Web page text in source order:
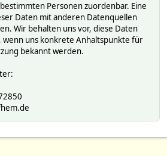
Personen zuordenbar. Eine
Daten mit anderen Datenquellen
Wir behalten uns vor, diese Daten
wenn uns konkrete Anhaltspunkte für
bekannt werden.